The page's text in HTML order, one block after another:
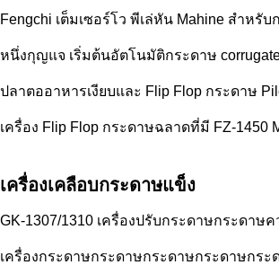
Fengchi เต็มเซอร์โว พีเล่หัน Mahine สําหรั
หนึ่งกุญแจ เริ่มต้นอัตโนมัติกระดาษ
ปลาตออาหารเงียบและ Flip Flop กระดาษ
เครื่อง Flip Flop กระดาษฉลาดที่มี FZ-1450
เครื่องเคลือบกระดาษแข็ง
GK-1307/1310 เครื่องปรับกระดาษกระดาษ
เครื่องกระดาษกระดาษกระดาษกระดาษกร